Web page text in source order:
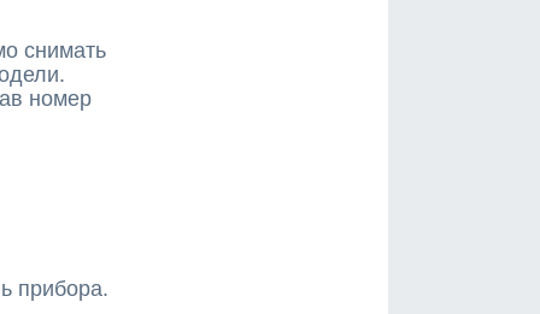
снимать
номер
прибора.